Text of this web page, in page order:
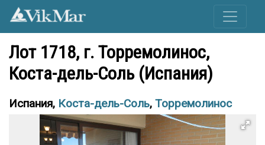
Лот 1718, г. Торремолинос,
Коста-дель-Соль (Испания)
Испания, Коста-дель-Соль, Торремолинос